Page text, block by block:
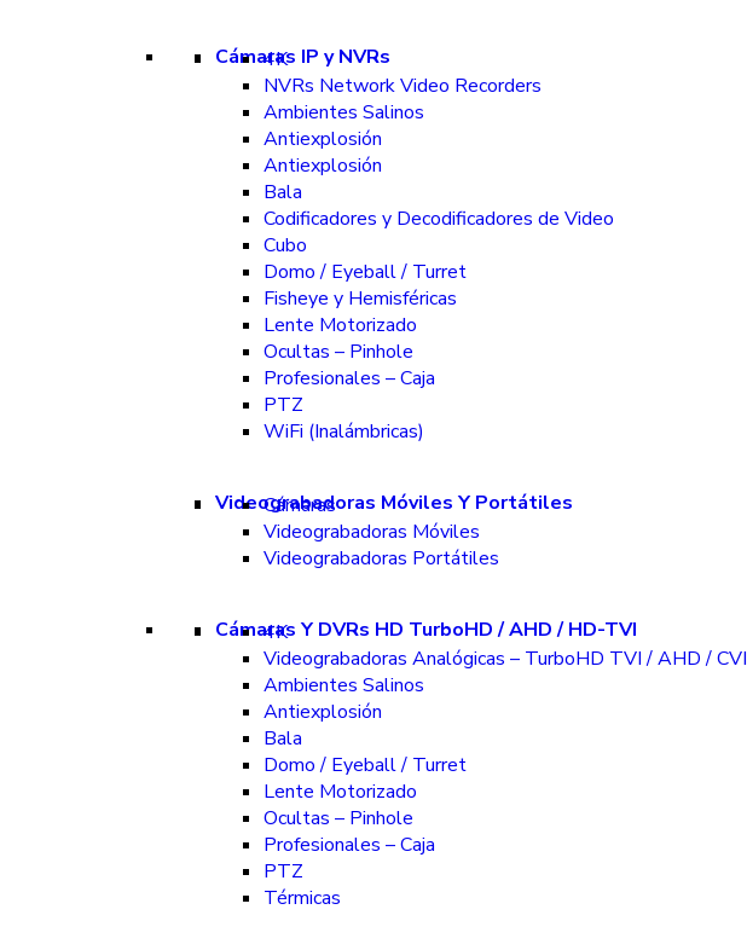
Cámaras IP y NVRs
4K
NVRs Network Video Recorders
Ambientes Salinos
Antiexplosión
Antiexplosión
Bala
Codificadores y Decodificadores de Video
Cubo
Domo / Eyeball / Turret
Fisheye y Hemisféricas
Lente Motorizado
Ocultas – Pinhole
Profesionales – Caja
PTZ
WiFi (Inalámbricas)
Videograbadoras Móviles Y Portátiles
Cámaras
Videograbadoras Móviles
Videograbadoras Portátiles
Cámaras Y DVRs HD TurboHD / AHD / HD-TVI
4K
Videograbadoras Analógicas – TurboHD TVI / AHD / CVI
Ambientes Salinos
Antiexplosión
Bala
Domo / Eyeball / Turret
Lente Motorizado
Ocultas – Pinhole
Profesionales – Caja
PTZ
Térmicas